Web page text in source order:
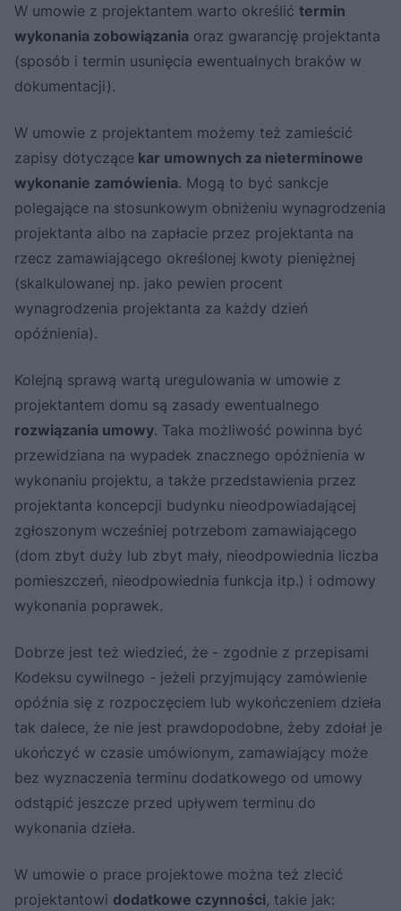
W umowie z projektantem warto określić termin
wykonania zobowiązania oraz gwarancję projektanta
(sposób i termin usunięcia ewentualnych braków w
dokumentacji).
W umowie z projektantem możemy też zamieścić
zapisy dotyczące kar umownych za nieterminowe
wykonanie zamówienia. Mogą to być sankcje
polegające na stosunkowym obniżeniu wynagrodzenia
projektanta albo na zapłacie przez projektanta na
rzecz zamawiającego określonej kwoty pieniężnej
(skalkulowanej np. jako pewien procent
wynagrodzenia projektanta za każdy dzień
opóźnienia).
Kolejną sprawą wartą uregulowania w umowie z
projektantem domu są zasady ewentualnego
rozwiązania umowy. Taka możliwość powinna być
przewidziana na wypadek znacznego opóźnienia w
wykonaniu projektu, a także przedstawienia przez
projektanta koncepcji budynku nieodpowiadającej
zgłoszonym wcześniej potrzebom zamawiającego
(dom zbyt duży lub zbyt mały, nieodpowiednia liczba
pomieszczeń, nieodpowiednia funkcja itp.) i odmowy
wykonania poprawek.
Dobrze jest też wiedzieć, że - zgodnie z przepisami
Kodeksu cywilnego - jeżeli przyjmujący zamówienie
opóźnia się z rozpoczęciem lub wykończeniem dzieła
tak dalece, że nie jest prawdopodobne, żeby zdołał je
ukończyć w czasie umówionym, zamawiający może
bez wyznaczenia terminu dodatkowego od umowy
odstąpić jeszcze przed upływem terminu do
wykonania dzieła.
W umowie o prace projektowe można też zlecić
projektantowi dodatkowe czynności, takie jak: